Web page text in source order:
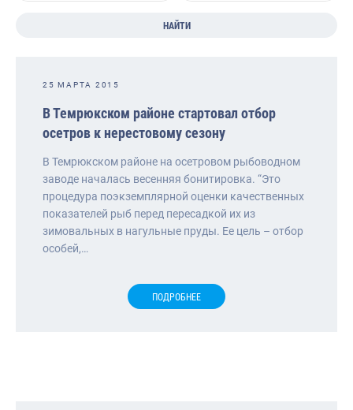
НАЙТИ
25 МАРТА 2015
В Темрюкском районе стартовал отбор
осетров к нерестовому сезону
В Темрюкском районе на осетровом рыбоводном
заводе началась весенняя бонитировка. “Это
процедура поэкземплярной оценки качественных
показателей рыб перед пересадкой их из
зимовальных в нагульные пруды. Ее цель – отбор
особей,…
ПОДРОБНЕЕ